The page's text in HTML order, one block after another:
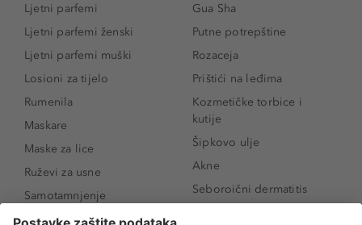
Ljetni parfemi
Ljetni parfemi ženski
Ljetni parfemi muški
Losioni za tijelo
Rumenila
Maskare
Maske za lice
Ruževi za usne
Samotamnjenje
Puderi
Gua Sha
Putne potrepštine
Rozaceja
Prištići na leđima
Kozmetičke torbice i
kutije
Šipkovo ulje
Akne
Seboroični dermatitis